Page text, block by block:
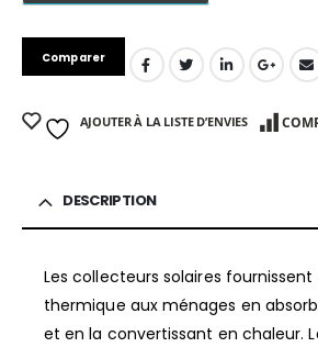
Comparer
AJOUTER À LA LISTE D’ENVIES
DESCRIPTION
Les collecteurs solaires
thermique aux ménages en
et en la convertissant en chaleur.